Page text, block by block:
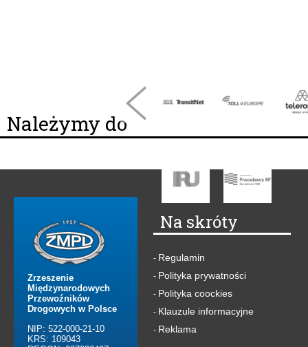
Należymy do
Zrzeszenie
Międzynarodowych
Przewoźników
Drogowych w Polsce
NIP: 522-000-21-10
KRS: 109043
Na skróty
- Regulamin
- Polityka prywatności
- Polityka coockies
- Klauzule informacyjne
- Reklama